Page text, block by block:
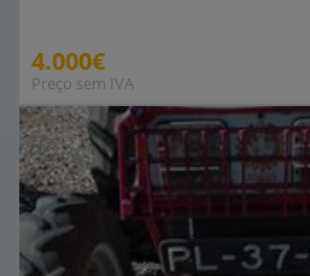
4.000€
Preço sem IVA